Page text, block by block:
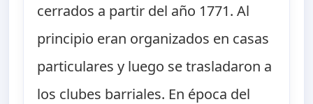
cerrados a partir del año 1771. Al
principio eran organizados en casas
particulares y luego se trasladaron a
los clubes barriales. En época del